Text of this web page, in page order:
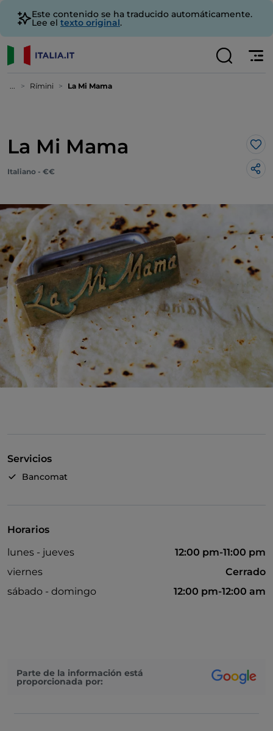
Este contenido se ha traducido automáticamente.
Lee el texto original.
... Rímini La Mi Mama
La Mi Mama Me
Italiano - €€
Servicios
Bancomat
Horarios
lunes - jueves
12:00 pm-11:00 pm
viernes
Cerrado
sábado - domingo
12:00 pm-12:00 am
Parte de la información está
proporcionada por: